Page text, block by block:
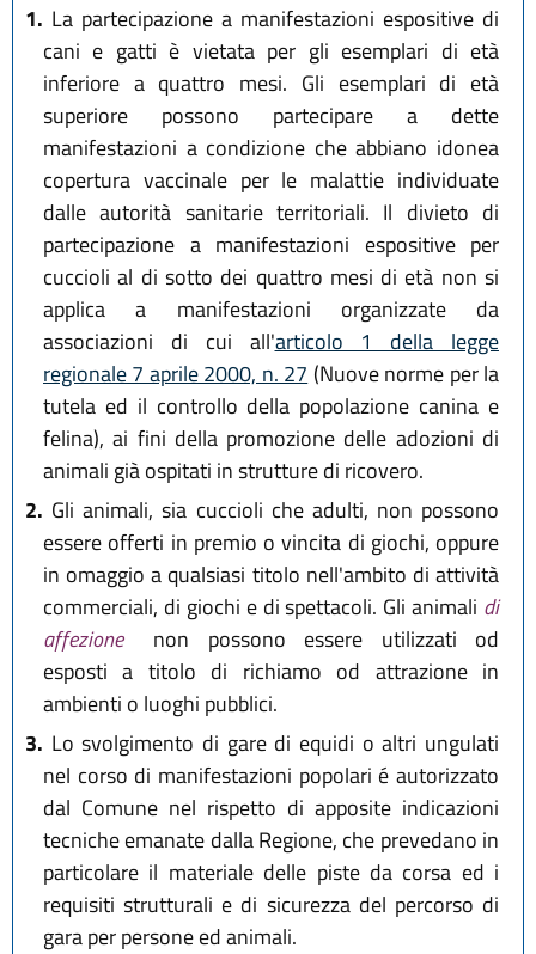
1. La partecipazione a manifestazioni espositive di
cani e gatti è vietata per gli esemplari di età
inferiore a quattro mesi. Gli esemplari di età
superiore possono partecipare a dette
manifestazioni a condizione che abbiano idonea
copertura vaccinale per le malattie individuate
dalle autorità sanitarie territoriali. Il divieto di
partecipazione a manifestazioni espositive per
cuccioli al di sotto dei quattro mesi di età non si
applica a manifestazioni organizzate da
associazioni di cui all'articolo 1 della legge
regionale 7 aprile 2000, n. 27 (Nuove norme per la
tutela ed il controllo della popolazione canina e
felina), ai fini della promozione delle adozioni di
animali già ospitati in strutture di ricovero.
2. Gli animali, sia cuccioli che adulti, non possono
essere offerti in premio o vincita di giochi, oppure
in omaggio a qualsiasi titolo nell'ambito di attività
commerciali, di giochi e di spettacoli. Gli animali di
affezione
non possono essere utilizzati od
esposti a titolo di richiamo od attrazione in
ambienti o luoghi pubblici.
3. Lo svolgimento di gare di equidi o altri ungulati
nel corso di manifestazioni popolari é autorizzato
dal Comune nel rispetto di apposite indicazioni
tecniche emanate dalla Regione, che prevedano in
particolare il materiale delle piste da corsa ed i
requisiti strutturali e di sicurezza del percorso di
gara per persone ed animali.